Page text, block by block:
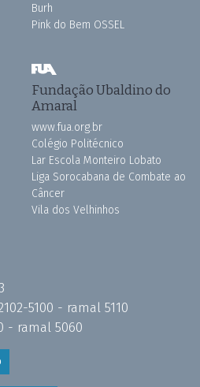
Burh
Pink do Bem OSSEL
Fundação Ubaldino do
Amaral
www.fua.org.br
Colégio Politécnico
Lar Escola Monteiro Lobato
Liga Sorocabana de Combate ao
Câncer
Vila dos Velhinhos
5100 - ramal 5110
- ramal 5060